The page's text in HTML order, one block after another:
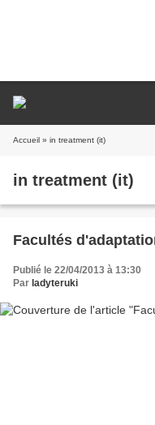
Accueil » in treatment (it)
in treatment (it)
Facultés
Publié le 22/04/2013 à 13:30
Par ladyteruki